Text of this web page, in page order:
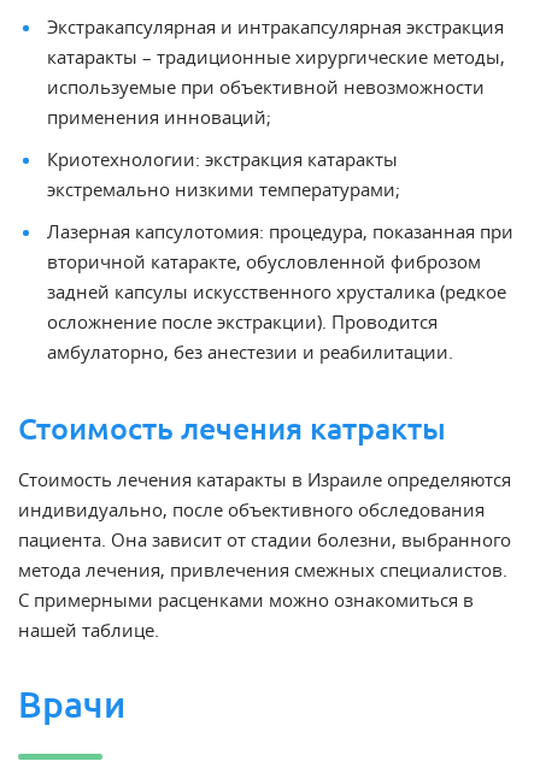
Экстракапсулярная и интракапсулярная экстракция
катаракты – традиционные хирургические методы,
используемые при объективной невозможности
применения инноваций;
Криотехнологии: экстракция катаракты
экстремально низкими температурами;
Лазерная капсулотомия: процедура, показанная при
вторичной катаракте, обусловленной фиброзом
задней капсулы искусственного хрусталика (редкое
осложнение после экстракции). Проводится
амбулаторно, без анестезии и реабилитации.
Стоимость лечения катракты
Стоимость лечения катаракты в Израиле определяются
индивидуально, после объективного обследования
пациента. Она зависит от стадии болезни, выбранного
метода лечения, привлечения смежных специалистов.
С примерными расценками можно ознакомиться в
нашей таблице.
Врачи